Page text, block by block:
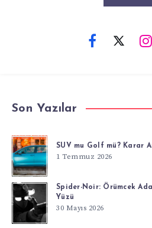
Son Yazılar
SUV mu Golf mü? Karar
1 Temmuz 2026
Spider-Noir: Örümcek
Yüzü
30 Mayıs 2026